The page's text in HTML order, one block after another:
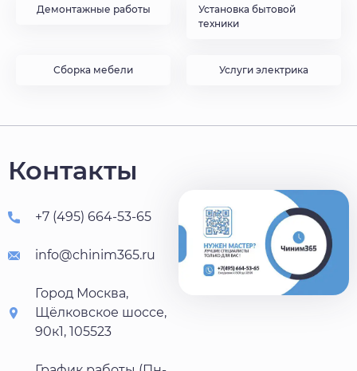
Демонтажные работы
Установка бытовой
техники
Сборка мебели Услуги электрика
Контакты
+7 (495) 664-53-65
info@chinim365.ru
Город Москва,
Щёлковское шоссе,
90к1, 105523